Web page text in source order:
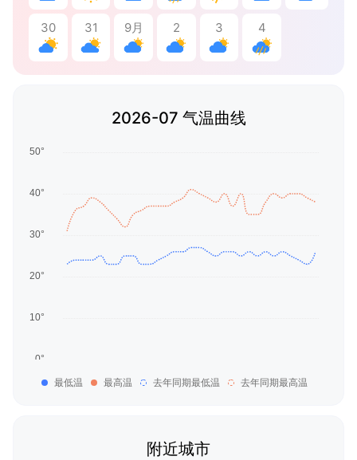
30 31 9月 2 3 4
2026-07 气温曲线
最低温 最高温 去年同期最低温 去年同期最高温
附近城市